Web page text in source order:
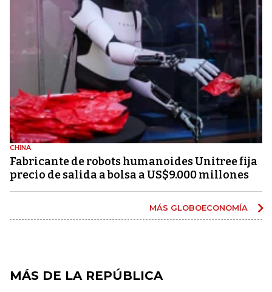
CHINA
Fabricante de robots humanoides Unitree fija
precio de salida a bolsa a US$9.000 millones
MÁS GLOBOECONOMÍA
MÁS DE LA REPÚBLICA